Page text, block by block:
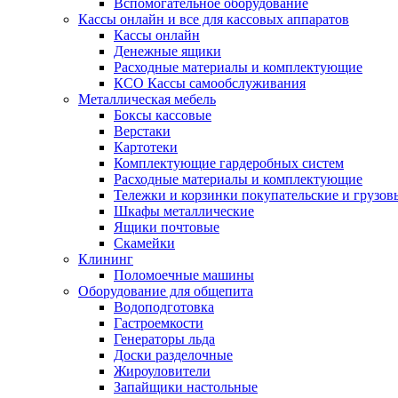
Вспомогательное оборудование
Кассы онлайн и все для кассовых аппаратов
Кассы онлайн
Денежные ящики
Расходные материалы и комплектующие
КСО Кассы самообслуживания
Металлическая мебель
Боксы кассовые
Верстаки
Картотеки
Комплектующие гардеробных систем
Расходные материалы и комплектующие
Тележки и корзинки покупательские и
Шкафы металлические
Ящики почтовые
Скамейки
Клининг
Поломоечные машины
Оборудование для общепита
Водоподготовка
Гастроемкости
Генераторы льда
Доски разделочные
Жироуловители
Запайщики настольные